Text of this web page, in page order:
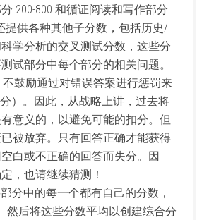
200-800 和循证阅读和写作部分
提供各种其他子分数，包括历史/
学分析的交叉测试分数，这些分
试部分中每个部分的相关问题。
不鼓励通过对错误答案进行惩罚来
）。因此，从战略上讲，过去将
意义的，以避免可能的扣分。但
被放弃。只有回答正确才能获得
白或不正确的回答而失分。因
，也请继续猜测！
分中的每一个都有自己的分数，
然后将这些分数平均以创建综合分